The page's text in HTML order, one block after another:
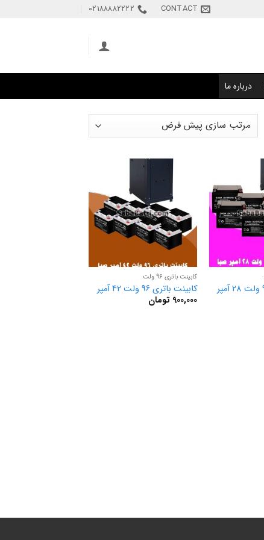
CONTACT
02188882222
درباره ما
کابینت باتری 96 ولت
کابینت باتری 96 ولت 42 آمپر
900,000 تومان